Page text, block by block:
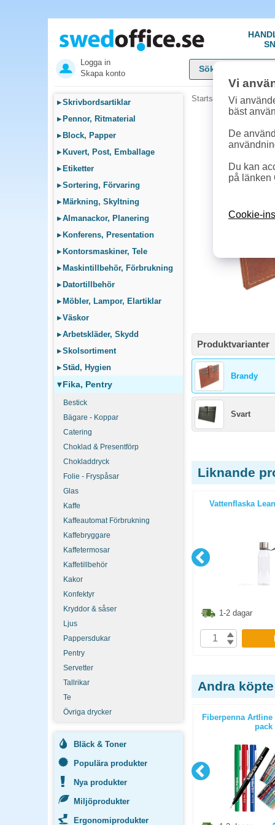
Logga in
Skapa konto
▸Skrivbordsartiklar
▸ Pennor, Ritmaterial
▸ Block, Papper
▸ Kuvert, Post, Emballage
▸ Etiketter
▸Sortering, Förvaring
▸ Märkning, Skyltning
▸Almanackor, Planering
▸ Konferens, Presentation
▸ Kontorsmaskiner, Tele
▸ Maskintillbehör, Förbrukning
▸ Datortillbehör
▸ Möbler, Lampor, Elartiklar
▸Väskor
▸Arbetskläder, Skydd
▸Skolsortiment
▸Städ, Hygien
▾Fika, Pentry
Bestick
Bägare - Koppar
Catering
Choklad & Presentförp
Chokladdryck
Folie - Fryspåsar
Glas
Kaffe
Kaffeautomat Förbrukning
Kaffebryggare
Kaffetermosar
Kaffetillbehör
Kakor
Konfektyr
Kryddor & såser
Ljus
Pappersdukar
Pentry
Servetter
Tallrikar
Te
Övriga drycker
Bläck & Toner
Populära produkter
Nya produkter
Miljöprodukter
Ergonomiprodukter
Startsida »Fika,
Produktvarianter
Brandy
Svart
Liknande
Vattenflaska Lean 570ml lime
1-2 dagar
Vattenflaska
1-2 dagar
Andra
Fiberpenna Grip Colour 10st/fp
Fiberpenna Artline
pack
Vi
Vi
bäst
De
Du kan
på länken
Cookie-